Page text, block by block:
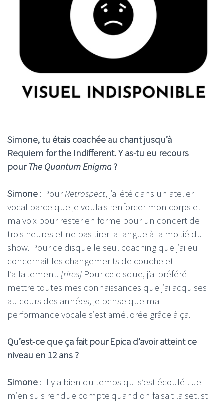
Simone, tu étais coachée au chant jusqu’à
Requiem for the Indifferent. Y as-tu eu recours
pourThe Quantum Enigma ?
Simone : PourRetrospect, j’ai été dans un atelier
vocal parce que je voulais renforcer mon corps et
ma voix pour rester en forme pour un concert de
trois heures et ne pas tirer la langue à la moitié du
show. Pour ce disque le seul coaching que j’ai eu
concernait les changements de couche et
l’allaitement. [rires] Pour ce disque, j’ai préféré
mettre toutes mes connaissances que j’ai acquises
au cours des années, je pense que ma
performance vocale s’est améliorée grâce à ça.
Qu’est-ce que ça fait pour Epica d’avoir atteint ce
niveau en 12 ans ?
Simone : Il y a bien du temps qui s’est écoulé ! Je
m’en suis rendue compte quand on faisait la setlist